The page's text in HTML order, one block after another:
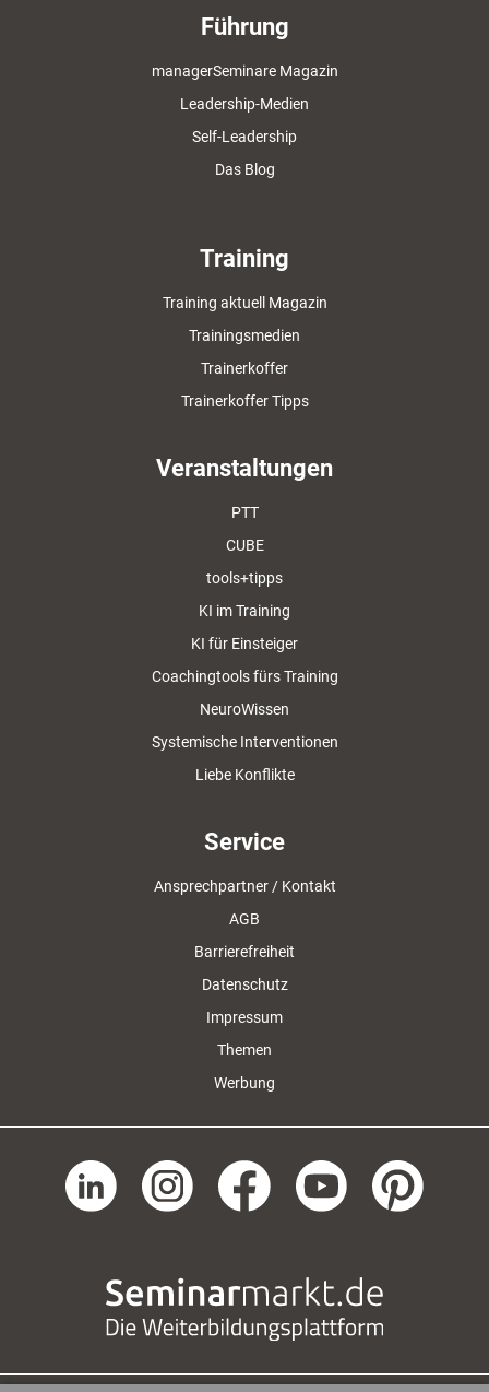
Führung
managerSeminare Magazin
Leadership-Medien
Self-Leadership
Das Blog
Training
Training aktuell Magazin
Trainingsmedien
Trainerkoffer
Trainerkoffer Tipps
Veranstaltungen
PTT
CUBE
tools+tipps
KI im Training
KI für Einsteiger
Coachingtools fürs Training
NeuroWissen
Systemische Interventionen
Liebe Konflikte
Service
Ansprechpartner / Kontakt
AGB
Barrierefreiheit
Datenschutz
Impressum
Themen
Werbung